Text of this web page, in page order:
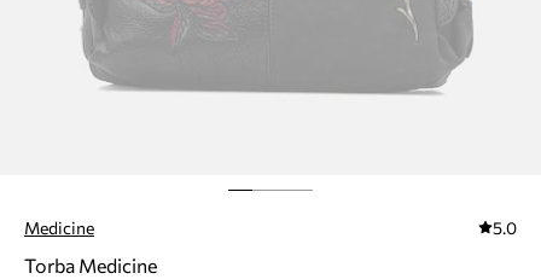
Medicine 5.0
Torba Medicine